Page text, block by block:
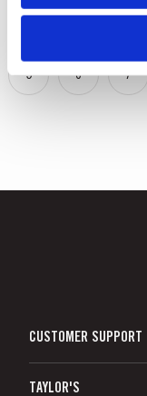
5 6 7
CUSTOMER SUPPORT
TAYLOR'S